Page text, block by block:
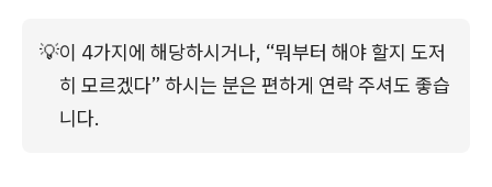
💡이 4가지에 해당하시거나, “뭐부터 해야 할지 도저
히 모르겠다” 하시는 분은 편하게 연락 주셔도 좋습
니다.